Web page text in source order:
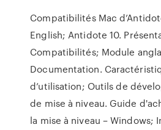
Compatibilités Mac
English; Antidote 10.
Compatibilités; Module
Documentation.
d’utilisation; Outils de
de mise à niveau. Guide
la mise à niveau – Windows;